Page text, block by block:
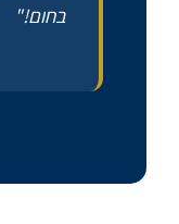
בחום!"